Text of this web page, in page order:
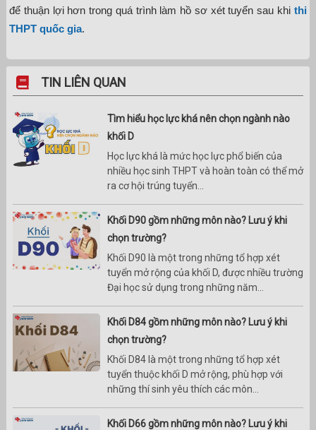
để thuận lợi hơn trong quá trình làm hồ sơ xét tuyển sau khi thi
THPT quốc gia.
TIN LIÊN QUAN
Tìm hiểu học lực khá nên chọn ngành nào
khối D
Học lực khá là mức học lực phổ biến của
nhiều học sinh THPT và hoàn toàn có thể mở
ra cơ hội trúng tuyển...
Khối D90 gồm những môn nào? Lưu ý khi
chọn trường?
Khối D90 là một trong những tổ hợp xét
tuyển mở rộng của khối D, được nhiều trường
Đại học sử dụng trong những năm...
Khối D84 gồm những môn nào? Lưu ý khi
chọn trường?
Khối D84 là một trong những tổ hợp xét
tuyển thuộc khối D mở rộng, phù hợp với
những thí sinh yêu thích các môn...
Khối D66 gồm những môn nào? Lưu ý khi